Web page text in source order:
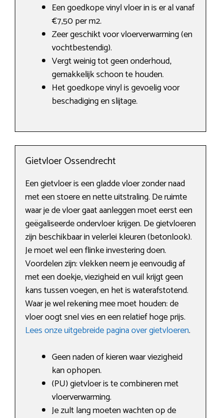
Een goedkope vinyl vloer in is er al vanaf
€7,50 per m2.
Zeer geschikt voor vloerverwarming (en
vochtbestendig).
Vergt weinig tot geen onderhoud,
gemakkelijk schoon te houden.
Het goedkope vinyl is gevoelig voor
beschadiging en slijtage.
Gietvloer Ossendrecht
Een gietvloer is een gladde vloer zonder naad
met een stoere en nette uitstraling. De ruimte
waar je de vloer gaat aanleggen moet eerst een
geëgaliseerde ondervloer krijgen. De gietvloeren
zijn beschikbaar in velerlei kleuren (betonlook).
Je moet wel een flinke investering doen.
Voordelen zijn: vlekken neem je eenvoudig af
met een doekje, viezigheid en vuil krijgt geen
kans tussen voegen, en het is waterafstotend.
Waar je wel rekening mee moet houden: de
vloer oogt snel vies en een relatief hoge prijs.
Lees onze uitgebreide pagina over gietvloeren.
Geen naden of kieren waar viezigheid
kan ophopen.
(PU) gietvloer is te combineren met
vloerverwarming.
Je zult lang moeten wachten op de